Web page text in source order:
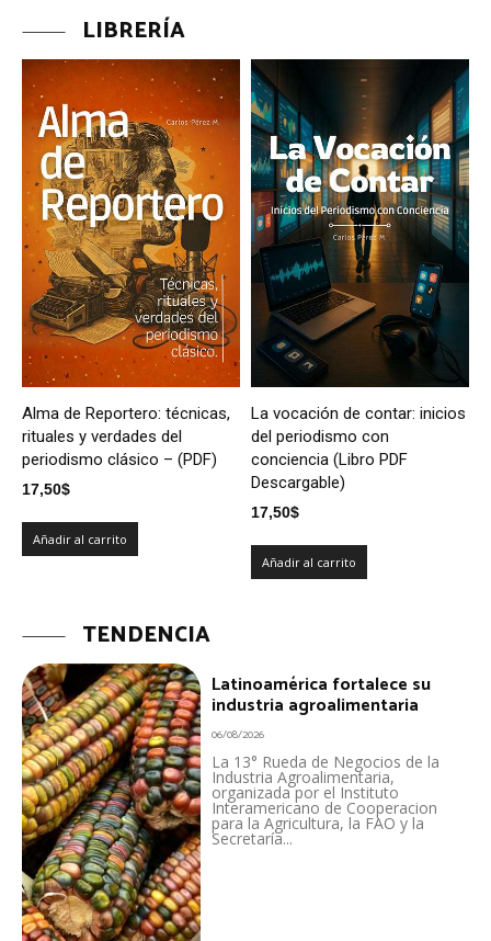
LIBRERÍA
Alma de Reportero: técnicas,
rituales y verdades del
periodismo clásico – (PDF)
17,50$
Añadir al carrito
La vocación de contar: inicios
del periodismo con
conciencia (Libro PDF
Descargable)
17,50$
Añadir al carrito
TENDENCIA
Latinoamérica fortalece su
industria agroalimentaria
06/08/2026
La 13° Rueda de Negocios de la
Industria Agroalimentaria,
organizada por el Instituto
Interamericano de Cooperacion
para la Agricultura, la FAO y la
Secretaría...